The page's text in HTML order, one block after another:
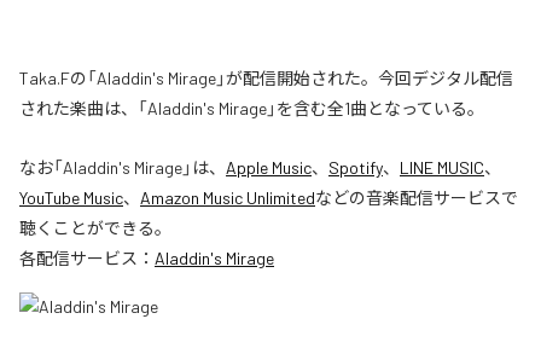
Taka.Fの「Aladdin's Mirage」が配信開始された。今回デジタル配信
された楽曲は、「Aladdin's Mirage」を含む全1曲となっている。
なお「Aladdin's Mirage」は、 Apple Music、 Spotify、 LINE MUSIC、
YouTube Music、 Amazon Music Unlimitedなどの音楽配信サービスで
聴くことができる。
各配信サービス： Aladdin's Mirage